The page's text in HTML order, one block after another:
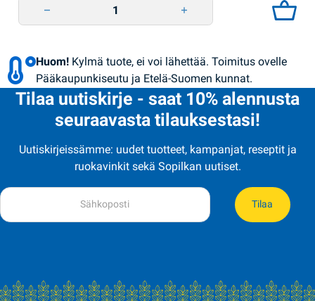
Huom! Kylmä tuote, ei voi lähettää. Toimitus ovelle
Pääkaupunkiseutu ja Etelä-Suomen kunnat.
Tilaa uutiskirje - saat 10% alennusta
seuraavasta tilauksestasi!
Uutiskirjeissämme: uudet tuotteet, kampanjat, reseptit ja
ruokavinkit sekä Sopilkan uutiset.
Tilaa